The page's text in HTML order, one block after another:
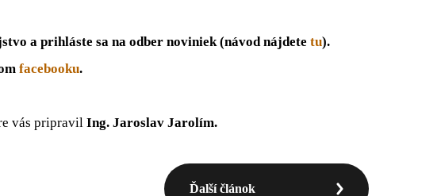
a prihláste sa na odber noviniek (návod nájdete tu).
facebooku.
vás pripravil Ing. Jaroslav Jarolím.
Ďalší článok